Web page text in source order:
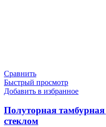
Сравнить
Быстрый просмотр
Добавить в избранное
Полуторная
стеклом